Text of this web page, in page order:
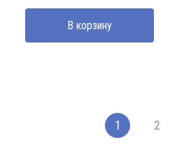
составляла
780000 UZS.
540000 UZS.
В корзину
1 2